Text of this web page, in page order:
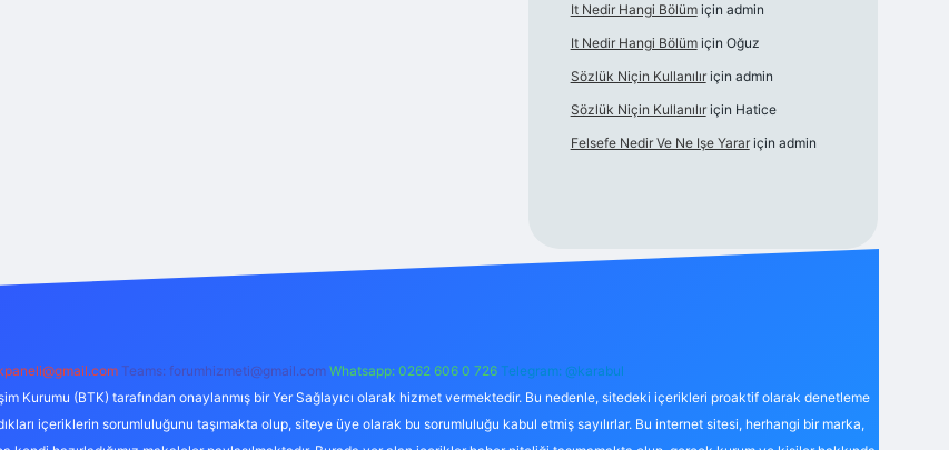
It Nedir Hangi Bölümiçin admin
It Nedir Hangi Bölümiçin Oğuz
Sözlük Niçin Kullanılıriçin admin
Sözlük Niçin Kullanılıriçin Hatice
Felsefe Nedir Ve Ne Işe Yarariçin admin
Teams: forumhizmeti@gmail.com Whatsapp: 0262 606 0 726 Telegram: @karabul
Kurumu (BTK) tarafından onaylanmış bir Yer Sağlayıcı olarak hizmet vermektedir. Bu nedenle, sitedeki içerikleri proaktif olarak denetleme
içeriklerin sorumluluğunu taşımakta olup, siteye üye olarak bu sorumluluğu kabul etmiş sayılırlar. Bu internet sitesi, herhangi bir marka,